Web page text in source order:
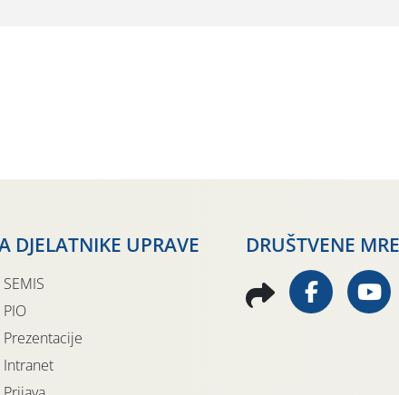
DJELATNIKE UPRAVE
SEMIS
PIO
Prezentacije
Intranet
DRUŠTVENE